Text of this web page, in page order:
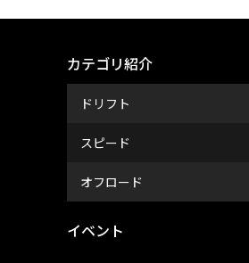
カテゴリ紹介
ドリフト
スピード
オフロード
イベント